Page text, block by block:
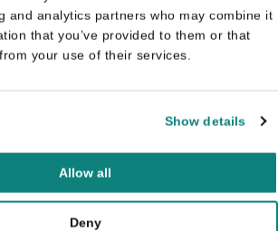
and analytics partners who may combine it
that you’ve provided to them or that
your use of their services.
Show details
Allow all
Deny